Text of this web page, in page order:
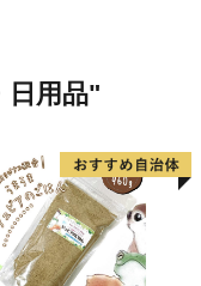
日用品"